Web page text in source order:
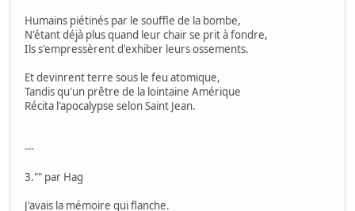
Humains piétinés par le souffle de la bombe,
N'étant déjà plus quand leur chair se prit à fondre,
Ils s'empressèrent d'exhiber leurs ossements.
Et devinrent terre sous le feu atomique,
Tandis qu'un prêtre de la lointaine Amérique
Récita l'apocalypse selon Saint Jean.
---
3."" par Hag
J'avais la mémoire qui flanche.